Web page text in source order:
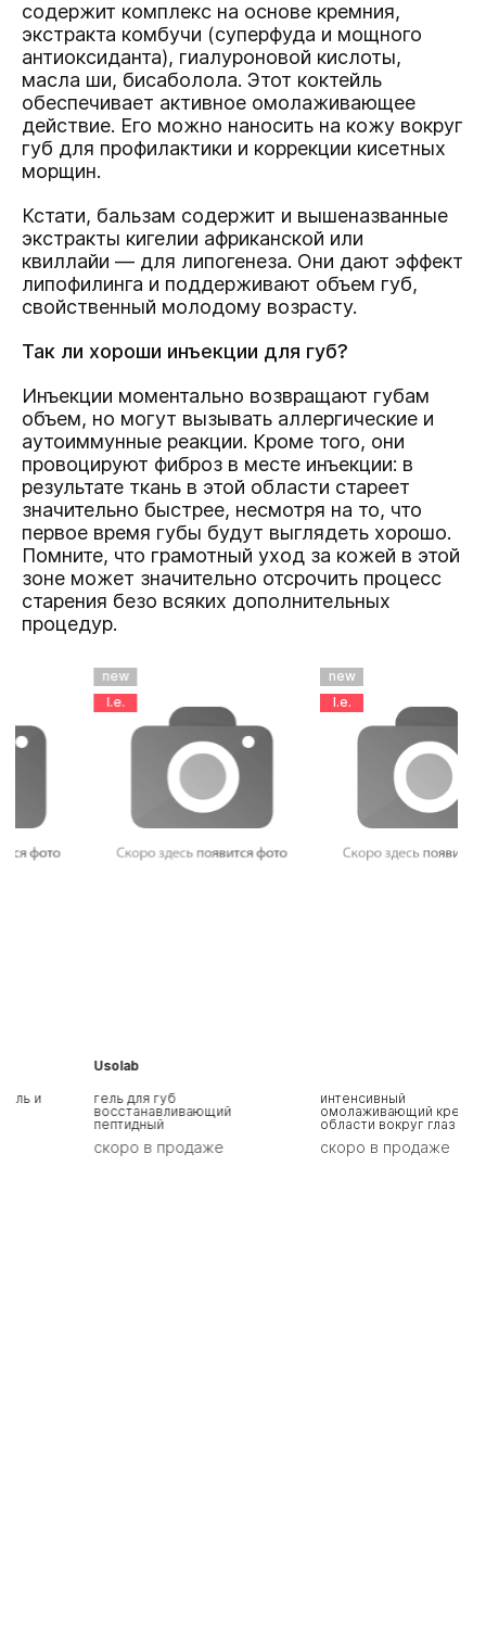
содержит комплекс на основе кремния,
экстракта комбучи (суперфуда и мощного
антиоксиданта), гиалуроновой кислоты,
масла ши, бисаболола. Этот коктейль
обеспечивает активное омолаживающее
действие. Его можно наносить на кожу вокруг
губ для профилактики и коррекции кисетных
морщин.
Кстати, бальзам содержит и вышеназванные
экстракты кигелии африканской или
квиллайи — для липогенеза. Они дают эффект
липофилинга и поддерживают объем губ,
свойственный молодому возрасту.
Так ли хороши инъекции для губ?
Инъекции моментально возвращают губам
объем, но могут вызывать аллергические и
аутоиммунные реакции. Кроме того, они
провоцируют фиброз в месте инъекции: в
результате ткань в этой области стареет
значительно быстрее, несмотря на то, что
первое время губы будут выглядеть хорошо.
Помните, что грамотный уход за кожей в этой
зоне может значительно отсрочить процесс
старения безо всяких дополнительных
процедур.
гель для губ
восстанавливающий
скоро в продаже
интенсивный
омолаживающий крем для
области вокруг глаз и губ
скоро в продаже